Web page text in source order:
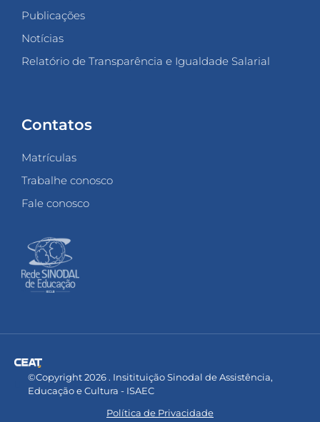
Publicações
Notícias
Relatório de Transparência e Igualdade Salarial
Contatos
Matrículas
Trabalhe conosco
Fale conosco
©Copyright 2026 . Insitituição Sinodal de Assistência,
Educação e Cultura - ISAEC
Política de Privacidade